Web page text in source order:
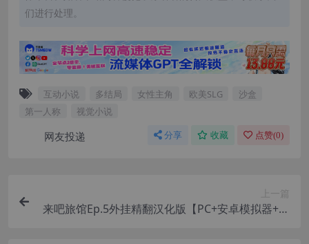
们进行处理。
互动小说 多结局 女性主角 欧美SLG
沙盒
第一人称
视觉小说
网友投递 分享 收藏 点赞(0)
上一篇
来吧旅馆Ep.5外挂精翻汉化版【PC+安卓模拟器+亚